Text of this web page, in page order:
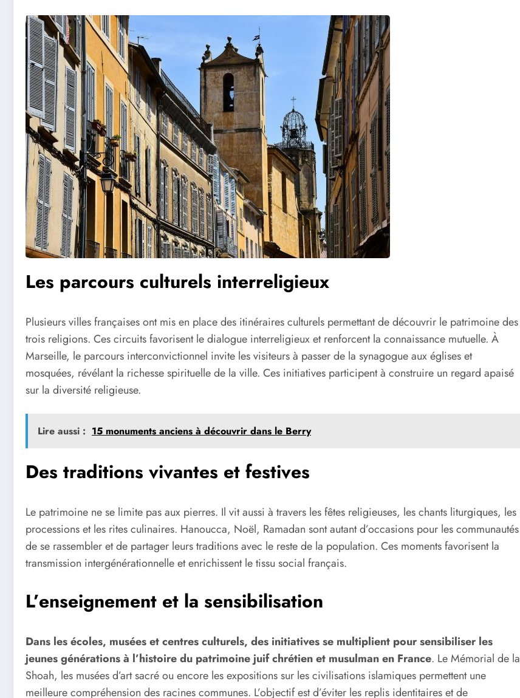
Les parcours culturels interreligieux
Plusieurs villes françaises ont mis en place des itinéraires culturels permettant de découvrir le patrimoine des
trois religions. Ces circuits favorisent le dialogue interreligieux et renforcent la connaissance mutuelle. À
Marseille, le parcours interconvictionnel invite les visiteurs à passer de la synagogue aux églises et
mosquées, révélant la richesse spirituelle de la ville. Ces initiatives participent à construire un regard apaisé
sur la diversité religieuse.
Lire aussi : 15 monuments anciens à découvrir dans le Berry
Des traditions vivantes et festives
Le patrimoine ne se limite pas aux pierres. Il vit aussi à travers les fêtes religieuses, les chants liturgiques, les
processions et les rites culinaires. Hanoucca, Noël, Ramadan sont autant d’occasions pour les communautés
de se rassembler et de partager leurs traditions avec le reste de la population. Ces moments favorisent la
transmission intergénérationnelle et enrichissent le tissu social français.
L’enseignement et la sensibilisation
Dans les écoles, musées et centres culturels, des initiatives se multiplient pour sensibiliser les
jeunes générations à l’histoire du patrimoine juif chrétien et musulman en France. Le Mémorial de la
Shoah, les musées d’art sacré ou encore les expositions sur les civilisations islamiques permettent une
meilleure compréhension des racines communes. L’objectif est d’éviter les replis identitaires et de